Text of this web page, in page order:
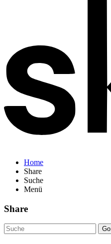
Home
Share
Suche
Menü
Share
Go